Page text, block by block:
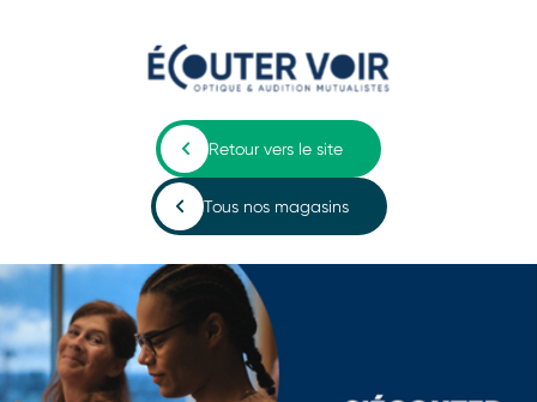
Retour vers le site
Tous nos magasins